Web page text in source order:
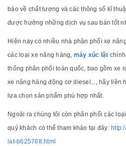
bảo về chất lượng và các thông số kĩ
được hưởng những dịch vụ sau bán tốt
Hiện nay có nhiều nhà phân phối xe
các loại xe nâng hàng, máy xúc lật
thống phân phối toàn quốc, bao gồm xe
xe nâng hàng động cơ diesel..., hãy liên
lựa chọn sản phẩm phù hợp nhất.
Ngoài ra chúng tôi còn phân phối các
quý khách có thể tham khảo tại đây:
lat-b625768.html